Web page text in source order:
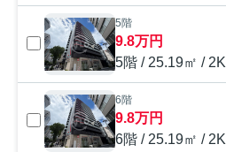
5階
9.8万円
5階 / 25.19㎡ / 2K
6階
9.8万円
6階 / 25.19㎡ / 2K